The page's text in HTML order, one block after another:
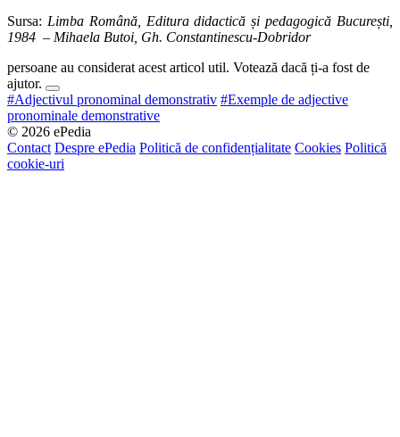
Sursa: Limba Română, Editura didactică și pedagogică București,
1984 – Mihaela Butoi, Gh. Constantinescu-Dobridor
persoane au considerat acest articol util. Votează dacă ți-a fost de
ajutor.
#Adjectivul pronominal demonstrativ #Exemple de adjective
pronominale demonstrative
© 2026 ePedia
Contact Despre ePedia Politică de confidențialitate Cookies Politică
cookie-uri